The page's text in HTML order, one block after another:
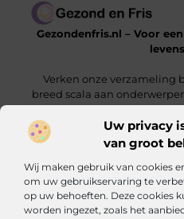
Uw privacy
van groot
Wij maken gebruik van cookies
om uw gebruikservaring te
op uw behoeften. Deze cookies
worden ingezet, zoals het
Gezondenfris.nl – Voor
Verken onze verzameling
breed scala aan
en welzijn
Onze informatie
Bericht categorie